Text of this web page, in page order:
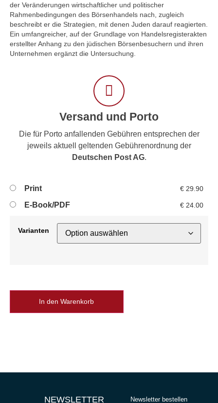
der Veränderungen wirtschaftlicher und politischer
Rahmenbedingungen des Börsenhandels nach, zugleich
beschreibt er die Strategien, mit denen Juden darauf reagierten.
Ein umfangreicher, auf der Grundlage von Handelsregisterakten
erstellter Anhang zu den jüdischen Börsenbesuchern und ihren
Unternehmen ergänzt die Untersuchung.
Versand und Porto
Die für Porto anfallenden Gebühren entsprechen der
jeweils aktuell geltenden Gebührenordnung der
Deutschen Post AG.
Print € 29.90
E-Book/PDF € 24.00
Varianten
In den Warenkorb
NEWSLETTER Newsletter bestellen